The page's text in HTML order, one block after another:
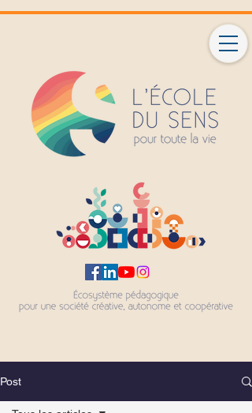
Post